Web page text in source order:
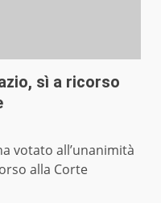
sì a ricorso
votato all’unanimità
alla Corte